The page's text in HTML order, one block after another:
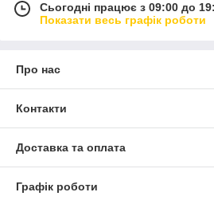
Сьогодні працює з 09:00 до
Показати весь графік роботи
Про нас
Контакти
Доставка та оплата
Графік роботи